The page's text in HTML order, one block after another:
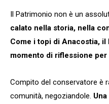
Il Patrimonio non è un
calato nella storia, nella
Come i topi di Anacostia,
momento di riflessione
Compito del conservatore è
comunità, negoziandole.